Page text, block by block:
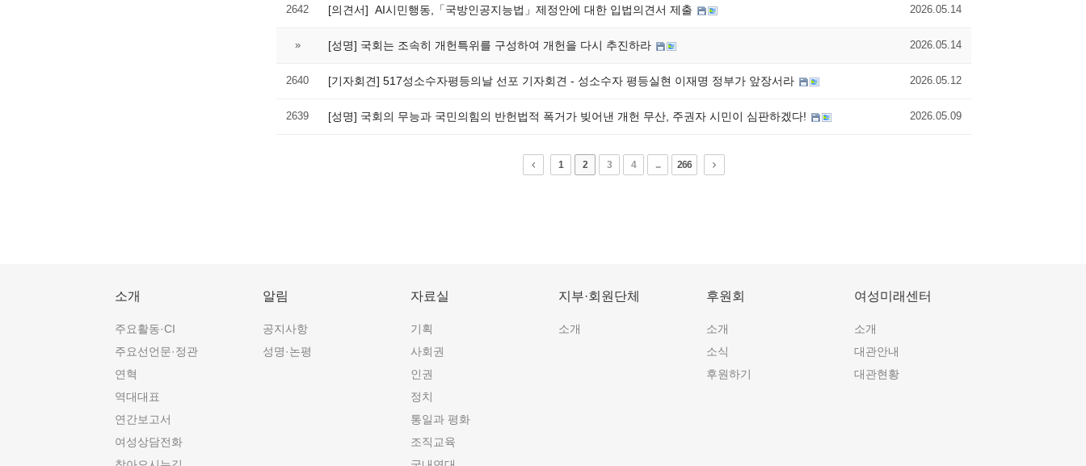
2642 [의견서] AI시민행동,「국방인공지능법」제정안에 대한 입법의견서 제출 2026.05.14
» [성명] 국회는 조속히 개헌특위를 구성하여 개헌을 다시 추진하라 2026.05.14
2640 [기자회견] 517성소수자평등의날 선포 기자회견 - 성소수자 평등실현 이재명 정부가 앞장서라 2026.05.12
2639 [성명] 국회의 무능과 국민의힘의 반헌법적 폭거가 빚어낸 개헌 무산, 주권자 시민이 심판하겠다! 2026.05.09
1 2 3 4 ... 266
소개
주요활동·CI
주요선언문·정관
연혁
역대대표
연간보고서
여성상담전화
알림
공지사항
성명·논평
자료실
기획
사회권
인권
정치
통일과 평화
조직교육
지부·회원단체
소개
후원회
소개
소식
후원하기
여성미래센터
소개
대관안내
대관현황